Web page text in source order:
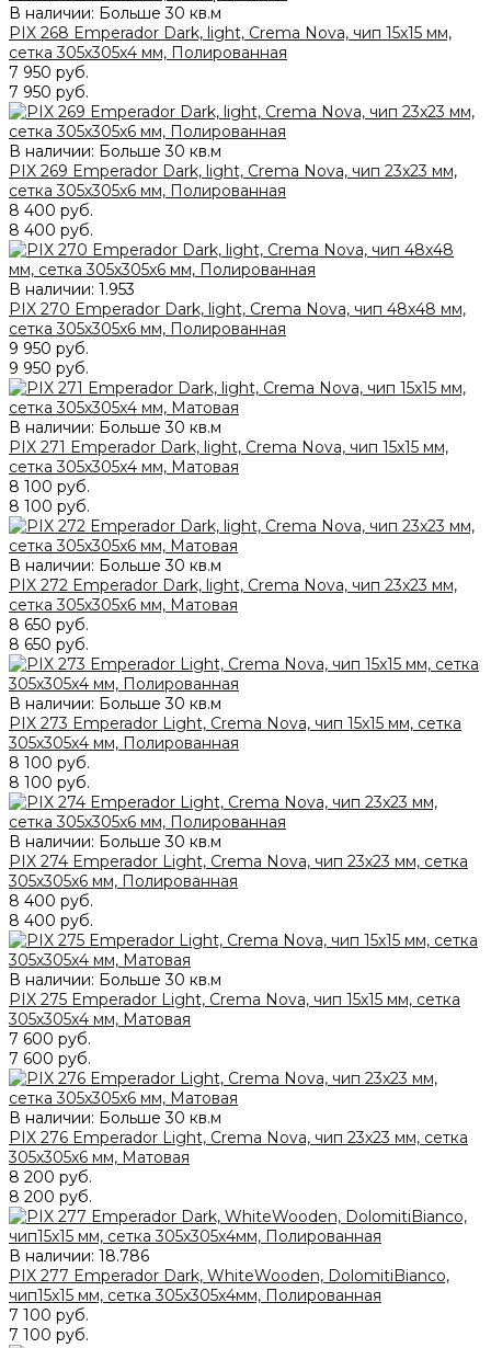
В наличии: Больше 30 кв.м
PIX 268 Emperador Dark, light, Crema Nova, чип 15x15 мм,
сетка 305х305x4 мм, Полированная
7 950 руб.
7 950 руб.
В наличии: Больше 30 кв.м
PIX 269 Emperador Dark, light, Crema Nova, чип 23x23 мм,
сетка 305х305x6 мм, Полированная
8 400 руб.
8 400 руб.
В наличии: 1.953
PIX 270 Emperador Dark, light, Crema Nova, чип 48x48 мм,
сетка 305х305x6 мм, Полированная
9 950 руб.
9 950 руб.
В наличии: Больше 30 кв.м
PIX 271 Emperador Dark, light, Crema Nova, чип 15x15 мм,
сетка 305х305x4 мм, Матовая
8 100 руб.
8 100 руб.
В наличии: Больше 30 кв.м
PIX 272 Emperador Dark, light, Crema Nova, чип 23x23 мм,
сетка 305х305x6 мм, Матовая
8 650 руб.
8 650 руб.
В наличии: Больше 30 кв.м
PIX 273 Emperador Light, Crema Nova, чип 15x15 мм, сетка
305х305x4 мм, Полированная
8 100 руб.
8 100 руб.
В наличии: Больше 30 кв.м
PIX 274 Emperador Light, Crema Nova, чип 23x23 мм, сетка
305х305x6 мм, Полированная
8 400 руб.
8 400 руб.
В наличии: Больше 30 кв.м
PIX 275 Emperador Light, Crema Nova, чип 15x15 мм, сетка
305х305x4 мм, Матовая
7 600 руб.
7 600 руб.
В наличии: Больше 30 кв.м
PIX 276 Emperador Light, Crema Nova, чип 23x23 мм, сетка
305х305x6 мм, Матовая
8 200 руб.
8 200 руб.
В наличии: 18.786
PIX 277 Emperador Dark, WhiteWooden, DolomitiBianco,
чип15x15 мм, сетка 305х305x4мм, Полированная
7 100 руб.
7 100 руб.